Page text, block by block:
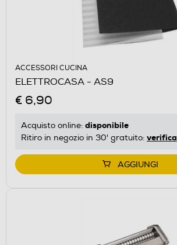
ACCESSORI CUCINA
ELETTROCASA - AS9
€ 6,90
Acquisto online: disponibile
Ritiro in negozio in 30' gratuito: verifica
AGGIUNGI